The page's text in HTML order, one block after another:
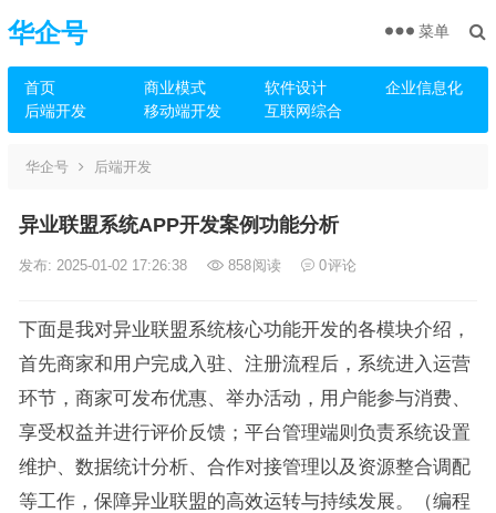
华企号
首页 商业模式 软件设计
企业信息化
后端开发
移动端开发 互联网综合
菜单
华企号 后端开发
异业联盟系统APP开发案例功能分析
发布: 2025-01-02 17:26:38 858阅读 0评论
下面是我对异业联盟系统核心功能开发的各模块介绍，
首先商家和用户完成入驻、注册流程后，系统进入运营
环节，商家可发布优惠、举办活动，用户能参与消费、
享受权益并进行评价反馈；平台管理端则负责系统设置
维护、数据统计分析、合作对接管理以及资源整合调配
等工作，保障异业联盟的高效运转与持续发展。（编程